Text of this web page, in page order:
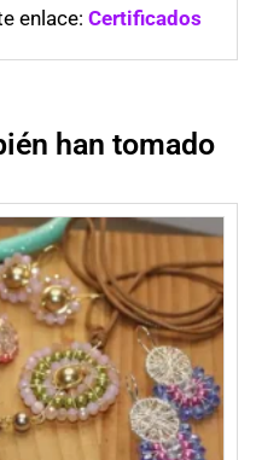
enlace: Certificados
han tomado